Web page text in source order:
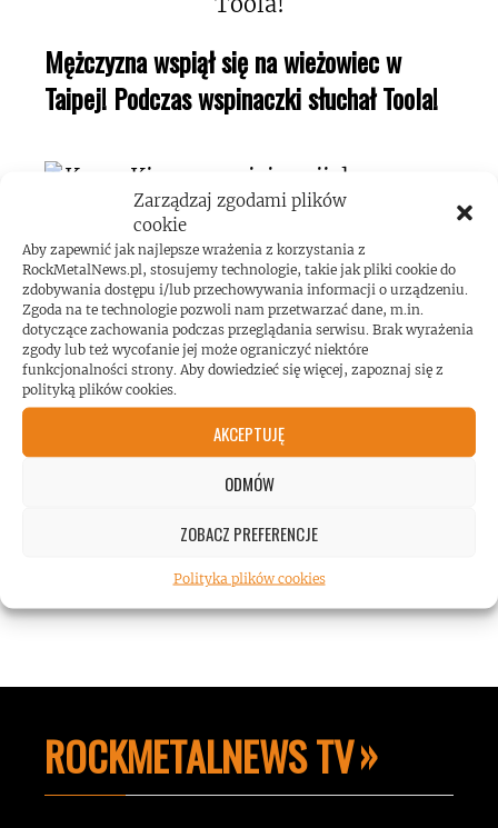
Zarządzaj zgodami plików
cookie
Aby zapewnić jak najlepsze wrażenia z korzystania z
RockMetalNews.pl, stosujemy technologie, takie jak pliki cookie do
zdobywania dostępu i/lub przechowywania informacji o urządzeniu.
Zgoda na te technologie pozwoli nam przetwarzać dane, m.in.
dotyczące zachowania podczas przeglądania serwisu. Brak wyrażenia
zgody lub też wycofanie jej może ograniczyć niektóre
funkcjonalności strony. Aby dowiedzieć się więcej, zapoznaj się z
polityką plików cookies.
AKCEPTUJĘ
ODMÓW
ZOBACZ PREFERENCJE
Polityka plików cookies
Mężczyzna wspiął się na wieżowiec w
Taipej! Podczas wspinaczki słuchał Toola!
Kerry King o swojej pasji do maszyn
pinball!
Koncert AC/DC przekroczył poziom
ROCKMETALNEWS TV